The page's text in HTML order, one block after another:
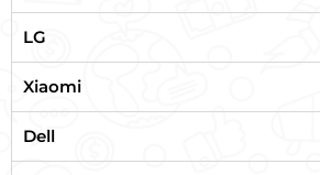
LG
Xiaomi
Dell